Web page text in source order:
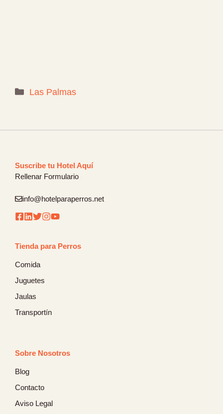
Categorías
Las Palmas
Suscribe tu Hotel Aquí
Rellenar Formulario
info@hotelparaperros.net
Tienda para Perros
Comida
Juguetes
Jaulas
Transportín
Sobre Nosotros
Blog
Contacto
Aviso Legal